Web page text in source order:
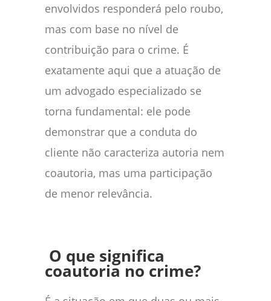
envolvidos responderá pelo roubo,
mas com base no nível de
contribuição para o crime. É
exatamente aqui que a atuação de
um advogado especializado se
torna fundamental: ele pode
demonstrar que a conduta do
cliente não caracteriza autoria nem
coautoria, mas uma participação
de menor relevância.
O que significa
coautoria no crime?